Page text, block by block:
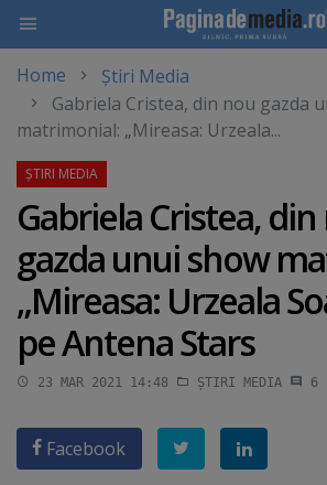
main
content
Home
Știri Media
Gabriela Cristea, din nou gazda
matrimonial: „Mireasa: Urzeala...
Gabriela Cristea,
gazda unui show
„Mireasa: Urzeala
pe Antena Stars
23 MAR 2021 14:48 ȘTIRI MEDIA 6
Facebook